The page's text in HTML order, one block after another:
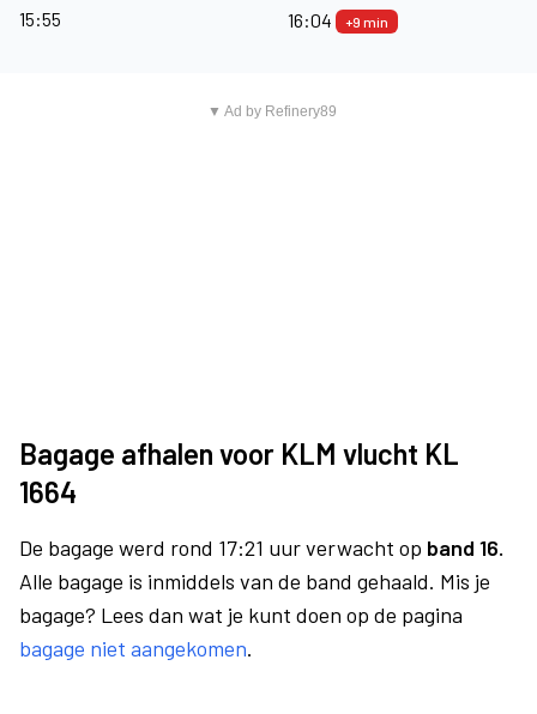
15:55
16:04
+9 min
▼ Ad by Refinery89
Bagage afhalen voor KLM vlucht KL
1664
De bagage werd rond 17:21 uur verwacht op band 16.
Alle bagage is inmiddels van de band gehaald. Mis je
bagage? Lees dan wat je kunt doen op de pagina
bagage niet aangekomen.